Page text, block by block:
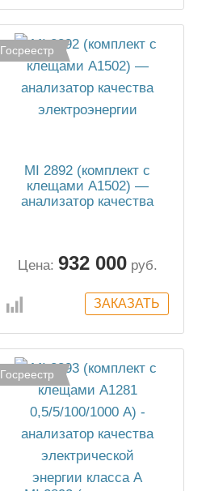
Госреестр
MI 2892 (комплект с
клещами А1502) —
анализатор качества
Цена: 932 000 руб.
Госреестр